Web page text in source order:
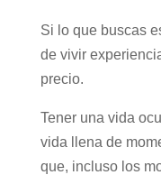
Si lo que buscas
de vivir
precio.
Tener una vida
vida llena de
que, incluso los